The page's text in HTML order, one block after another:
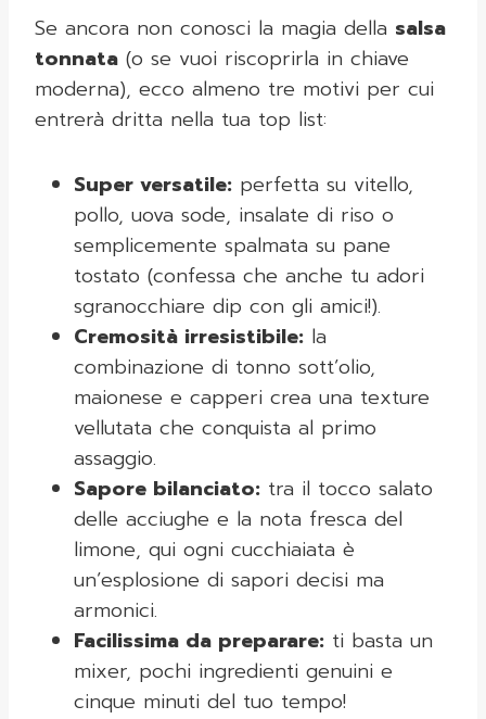
Se ancora non conosci la magia della salsa
tonnata (o se vuoi riscoprirla in chiave
moderna), ecco almeno tre motivi per cui
entrerà dritta nella tua top list:
Super versatile: perfetta su vitello,
pollo, uova sode, insalate di riso o
semplicemente spalmata su pane
tostato (confessa che anche tu adori
sgranocchiare dip con gli amici!).
Cremosità irresistibile: la
combinazione di tonno sott’olio,
maionese e capperi crea una texture
vellutata che conquista al primo
assaggio.
Sapore bilanciato: tra il tocco salato
delle acciughe e la nota fresca del
limone, qui ogni cucchiaiata è
un’esplosione di sapori decisi ma
armonici.
Facilissima da preparare: ti basta un
mixer, pochi ingredienti genuini e
cinque minuti del tuo tempo!